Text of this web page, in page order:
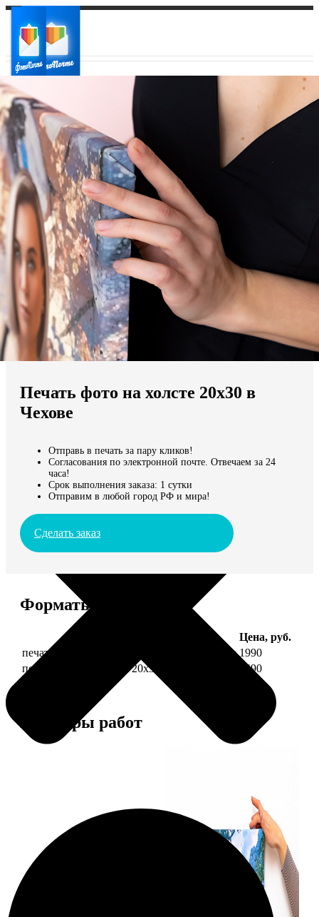
Ваш город:
Ваш регион доставки
Выберите из списка:
Мы доставляем по всему миру
Продолжить без города
Печать фото на холсте 20х30 в
Чехове
Отправь в печать за пару кликов!
Согласования по электронной почте. Отвечаем за 24
часа!
Срок выполнения заказа: 1 сутки
Отправим в любой город РФ и мира!
Сделать заказ
Форматы и цены
Цена, руб.
печать фото на холсте 20х30 на подрамнике 1990
печать фото на холсте 20х30 в раме
4490
Примеры работ